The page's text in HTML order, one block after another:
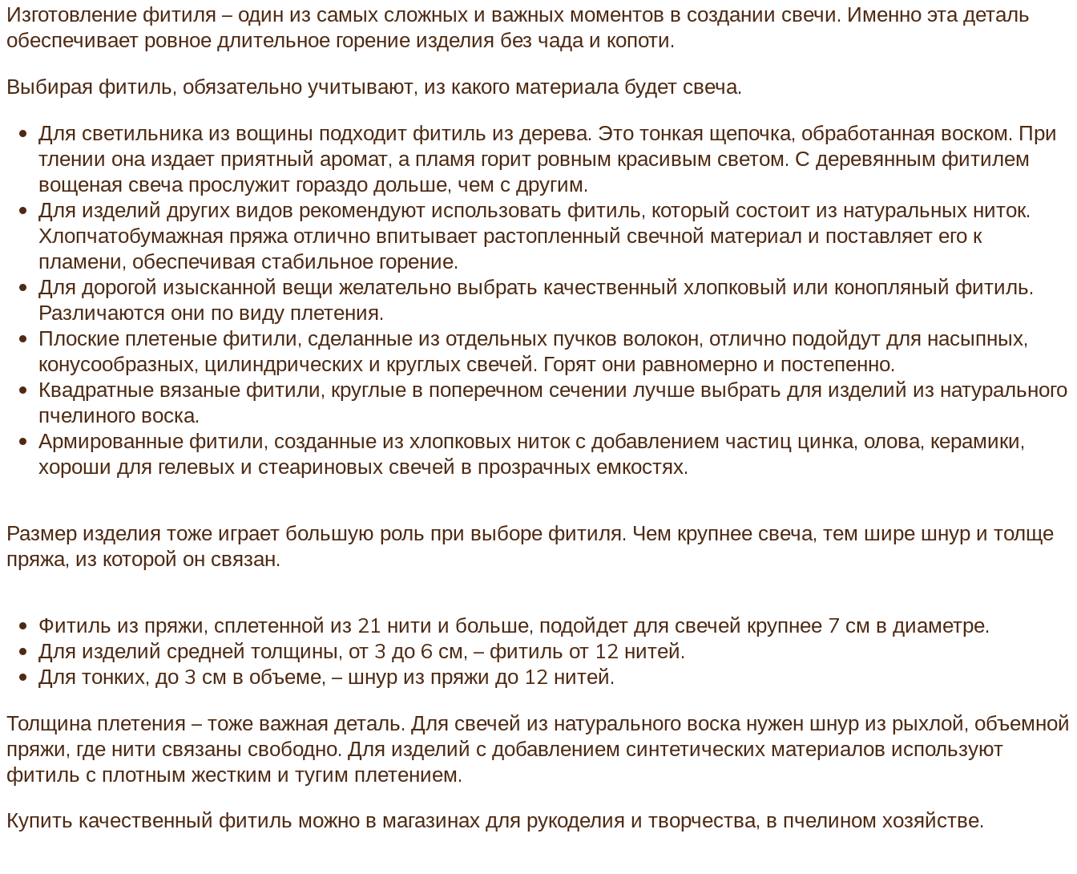
Изготовление фитиля – один из самых сложных и важных моментов в создании свечи. Именно эта деталь
обеспечивает ровное длительное горение изделия без чада и копоти.
Выбирая фитиль, обязательно учитывают, из какого материала будет свеча.
Для светильника из вощины подходит фитиль из дерева. Это тонкая щепочка, обработанная воском. При
тлении она издает приятный аромат, а пламя горит ровным красивым светом. С деревянным фитилем
вощеная свеча прослужит гораздо дольше, чем с другим.
Для изделий других видов рекомендуют использовать фитиль, который состоит из натуральных ниток.
Хлопчатобумажная пряжа отлично впитывает растопленный свечной материал и поставляет его к
пламени, обеспечивая стабильное горение.
Для дорогой изысканной вещи желательно выбрать качественный хлопковый или конопляный фитиль.
Различаются они по виду плетения.
Плоские плетеные фитили, сделанные из отдельных пучков волокон, отлично подойдут для насыпных,
конусообразных, цилиндрических и круглых свечей. Горят они равномерно и постепенно.
Квадратные вязаные фитили, круглые в поперечном сечении лучше выбрать для изделий из натурального
пчелиного воска.
Армированные фитили, созданные из хлопковых ниток с добавлением частиц цинка, олова, керамики,
хороши для гелевых и стеариновых свечей в прозрачных емкостях.
Размер изделия тоже играет большую роль при выборе фитиля. Чем крупнее свеча, тем шире шнур и толще
пряжа, из которой он связан.
Фитиль из пряжи, сплетенной из 21 нити и больше, подойдет для свечей крупнее 7 см в диаметре.
Для изделий средней толщины, от 3 до 6 см, – фитиль от 12 нитей.
Для тонких, до 3 см в объеме, – шнур из пряжи до 12 нитей.
Толщина плетения – тоже важная деталь. Для свечей из натурального воска нужен шнур из рыхлой, объемной
пряжи, где нити связаны свободно. Для изделий с добавлением синтетических материалов используют
фитиль с плотным жестким и тугим плетением.
Купить качественный фитиль можно в магазинах для рукоделия и творчества, в пчелином хозяйстве.